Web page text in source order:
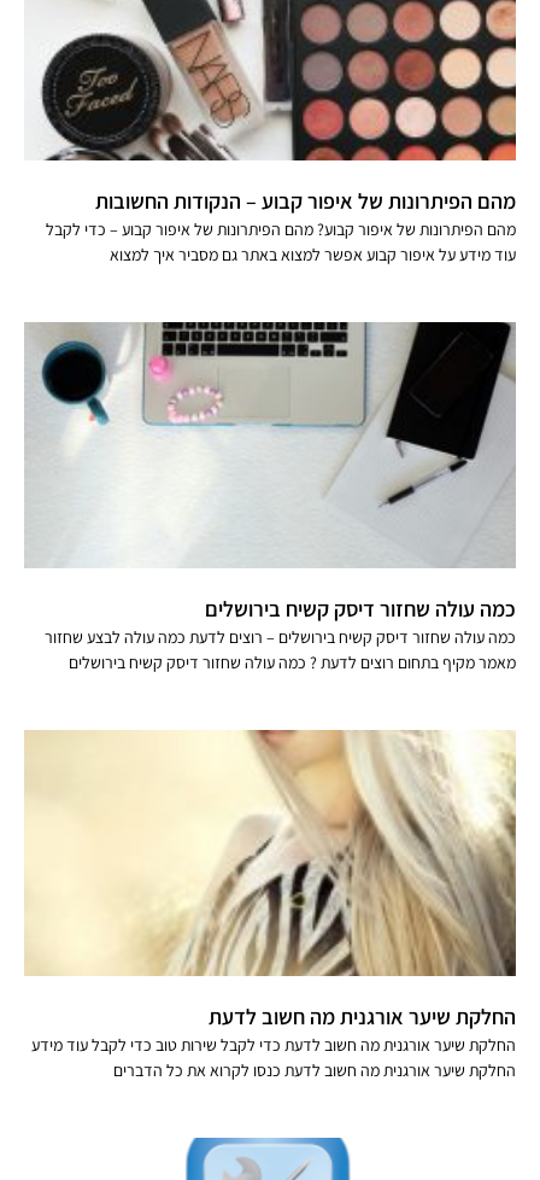
מהם הפיתרונות של איפור קבוע – הנקודות החשובות
מהם הפיתרונות של איפור קבוע? מהם הפיתרונות של איפור קבוע – כדי לקבל
עוד מידע על איפור קבוע אפשר למצוא באתר גם מסביר איך למצוא
כמה עולה שחזור דיסק קשיח בירושלים
כמה עולה שחזור דיסק קשיח בירושלים – רוצים לדעת כמה עולה לבצע שחזור
מאמר מקיף בתחום רוצים לדעת ? כמה עולה שחזור דיסק קשיח בירושלים
החלקת שיער אורגנית מה חשוב לדעת
החלקת שיער אורגנית מה חשוב לדעת כדי לקבל שירות טוב כדי לקבל עוד מידע
החלקת שיער אורגנית מה חשוב לדעת כנסו לקרוא את כל הדברים